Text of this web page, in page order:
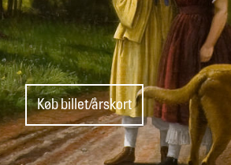
Køb billet/årskort